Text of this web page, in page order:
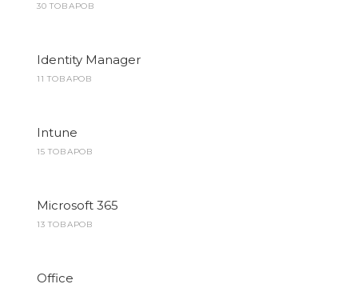
30 ТОВАРОВ
Identity Manager
11 ТОВАРОВ
Intune
15 ТОВАРОВ
Microsoft 365
13 ТОВАРОВ
Office